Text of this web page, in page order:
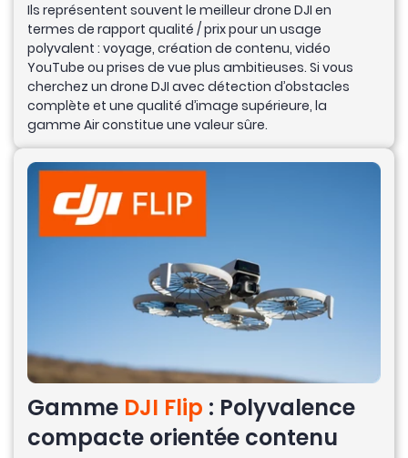
Ils représentent souvent le meilleur drone DJI en
termes de rapport qualité / prix pour un usage
polyvalent : voyage, création de contenu, vidéo
YouTube ou prises de vue plus ambitieuses. Si vous
cherchez un drone DJI avec détection d’obstacles
complète et une qualité d’image supérieure, la
gamme Air constitue une valeur sûre.
Gamme DJI Flip : Polyvalence
compacte orientée contenu